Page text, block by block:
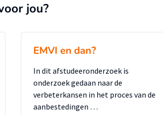
jou?
EMVI en dan?
In dit afstudeeronderzoek is
onderzoek gedaan naar de
verbeterkansen in het proces van de
aanbestedingen …